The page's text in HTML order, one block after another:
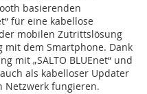
basierenden
für eine kabellose
mobilen Zutrittslösung
mit dem Smartphone. Dank
mit „SALTO BLUEnet“ und
als kabelloser Updater
fungieren.